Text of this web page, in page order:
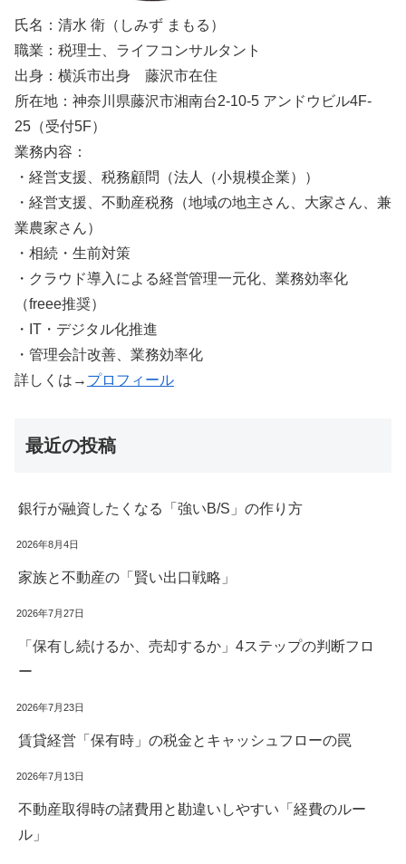
氏名：清水 衛（しみず まもる）
職業：税理士、ライフコンサルタント
出身：横浜市出身 藤沢市在住
所在地：神奈川県藤沢市湘南台2-10-5 アンドウビル4F-
25（受付5F）
業務内容：
・経営支援、税務顧問（法人（小規模企業））
・経営支援、不動産税務（地域の地主さん、大家さん、兼
業農家さん）
・相続・生前対策
・クラウド導入による経営管理一元化、業務効率化
（freee推奨）
・IT・デジタル化推進
・管理会計改善、業務効率化
詳しくは→ プロフィール
最近の投稿
銀行が融資したくなる「強いB/S」の作り方
2026年8月4日
家族と不動産の「賢い出口戦略」
2026年7月27日
「保有し続けるか、売却するか」4ステップの判断フロ
ー
2026年7月23日
賃貸経営「保有時」の税金とキャッシュフローの罠
2026年7月13日
不動産取得時の諸費用と勘違いしやすい「経費のルー
ル」